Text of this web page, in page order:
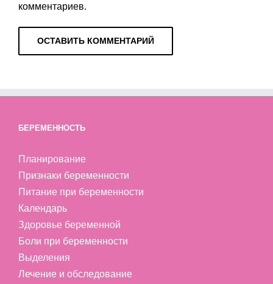
комментариев.
БЕРЕМЕННОСТЬ
Планирование
Признаки беременности
Питание при беременности
Календарь
Здоровье беременной
Боли при беременности
Выделения
Лечение и обследование